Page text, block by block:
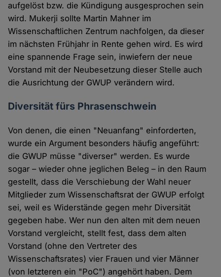
aufgelöst bzw. die Kündigung ausgesprochen sein
wird. Mukerji sollte Martin Mahner im
Wissenschaftlichen Zentrum nachfolgen, da dieser
im nächsten Frühjahr in Rente gehen wird. Es wird
eine spannende Frage sein, inwiefern der neue
Vorstand mit der Neubesetzung dieser Stelle auch
die Ausrichtung der GWUP verändern wird.
Diversität fürs Phrasenschwein
Von denen, die einen "Neuanfang" einforderten,
wurde ein Argument besonders häufig angeführt:
die GWUP müsse "diverser" werden. Es wurde
sogar – wieder ohne jeglichen Beleg – in den Raum
gestellt, dass die Verschiebung der Wahl neuer
Mitglieder zum Wissenschaftsrat der GWUP erfolgt
sei, weil es Widerstände gegen mehr Diversität
gegeben habe. Wer nun den alten mit dem neuen
Vorstand vergleicht, stellt fest, dass dem alten
Vorstand (ohne den Vertreter des
Wissenschaftsrates) vier Frauen und vier Männer
(von letzteren ein "PoC") angehört haben. Dem